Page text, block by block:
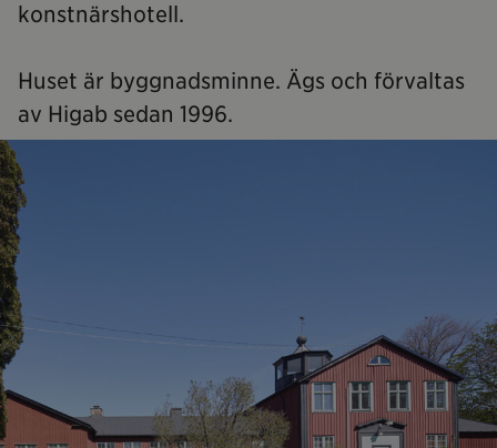
konstnärshotell.
Huset är byggnadsminne. Ägs och förvaltas
av Higab sedan 1996.